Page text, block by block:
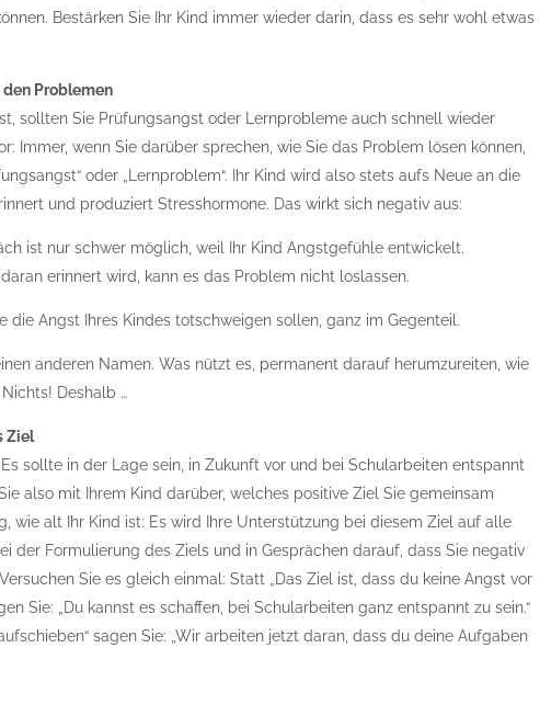
Bestärken Sie Ihr Kind immer wieder darin, dass es sehr wohl etwas
Problemen
sollten Sie Prüfungsangst oder Lernprobleme auch schnell wieder
Immer, wenn Sie darüber sprechen, wie Sie das Problem lösen können,
oder „Lernproblem“. Ihr Kind wird also stets aufs Neue an die
und produziert Stresshormone. Das wirkt sich negativ aus:
ist nur schwer möglich, weil Ihr Kind Angstgefühle entwickelt.
erinnert wird, kann es das Problem nicht loslassen.
die Angst Ihres Kindes totschweigen sollen, ganz im Gegenteil.
anderen Namen. Was nützt es, permanent darauf herumzureiten, wie
Deshalb …
Ziel
sollte in der Lage sein, in Zukunft vor und bei Schularbeiten entspannt
also mit Ihrem Kind darüber, welches positive Ziel Sie gemeinsam
wie alt Ihr Kind ist: Es wird Ihre Unterstützung bei diesem Ziel auf alle
der Formulierung des Ziels und in Gesprächen darauf, dass Sie negativ
Sie es gleich einmal: Statt „Das Ziel ist, dass du keine Angst vor
Sie: „Du kannst es schaffen, bei Schularbeiten ganz entspannt zu sein.“
sagen Sie: „Wir arbeiten jetzt daran, dass du deine Aufgaben